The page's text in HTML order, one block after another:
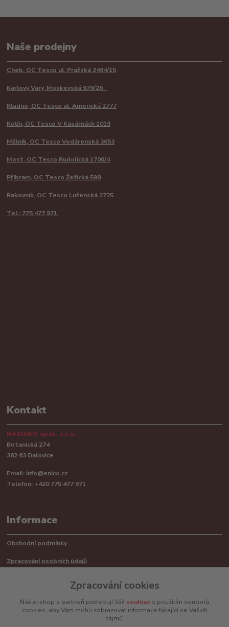
Naše prodejny
Cheb, OC Tesco ul. Pražská 2494/15
Karlovy Vary, Moskevská 979/26
Kladno, OC Tesco ul. Americká 2777
Kolín, OC Tesco V Kasárnách 1019
Mělník, OC Tesco Vodárenská 3653
Most, OC Tesco Rudolická 1706/4
Příbram, OC Tesco Žežická 598
Rakovník, OC Tesco Luženská 2725
Tel.: 775 477 971
Kontakt
NASIAKO spol. s.r.o.
Botanická 274
362 63 Dalovice
Email: info@enico.cz
Telefon: +420 775 477 971
Informace
Obchodní podmínky
Zpracování osobních údajů
Mimosoudní řešení sporů ADR
Zpracování cookies
Náš e-shop a partneři potřebují Váš souhlas s použitím souborů
cookies, aby Vám mohli zobrazovat informace týkající se Vašich
zájmů.